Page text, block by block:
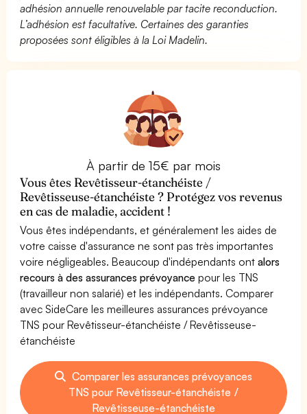
adhésion annuelle renouvelable par tacite reconduction.
L’adhésion est facultative. Certaines des garanties
proposées sont éligibles à la Loi Madelin.
À partir de 15€ par mois
Vous êtes Revêtisseur-étanchéiste /
Revêtisseuse-étanchéiste ? Protégez vos revenus
en cas de maladie, accident !
Vous êtes indépendants, et généralement les aides de
votre caisse d'assurance ne sont pas très importantes
voire négligeables. Beaucoup d'indépendants ontalors
recours à des assurances prévoyance pour les TNS
(travailleur non salarié) et les indépendants. Comparer
avec SideCare les meilleures assurances prévoyance
TNS pour Revêtisseur-étanchéiste / Revêtisseuse-
étanchéiste
Comparer les assurances prévoyances
TNS pour Revêtisseur-étanchéiste /
Revêtisseuse-étanchéiste